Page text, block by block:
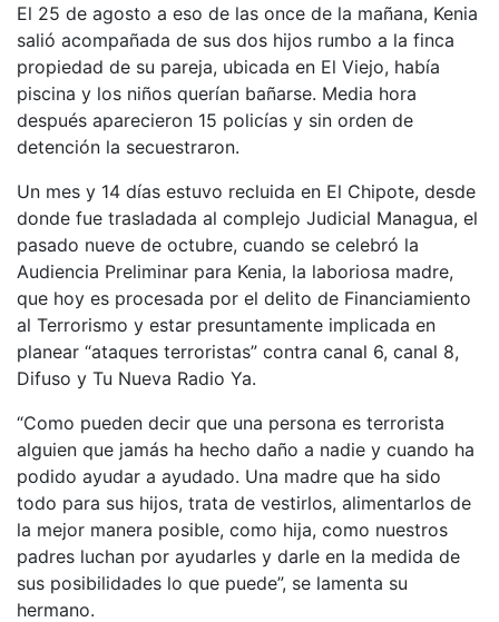
El 25 de agosto a eso de las once de la mañana, Kenia
salió acompañada de sus dos hijos rumbo a la finca
propiedad de su pareja, ubicada en El Viejo, había
piscina y los niños querían bañarse. Media hora
después aparecieron 15 policías y sin orden de
detención la secuestraron.
Un mes y 14 días estuvo recluida en El Chipote, desde
donde fue trasladada al complejo Judicial Managua, el
pasado nueve de octubre, cuando se celebró la
Audiencia Preliminar para Kenia, la laboriosa madre,
que hoy es procesada por el delito de Financiamiento
al Terrorismo y estar presuntamente implicada en
planear “ataques terroristas” contra canal 6, canal 8,
Difuso y Tu Nueva Radio Ya.
“Como pueden decir que una persona es terrorista
alguien que jamás ha hecho daño a nadie y cuando ha
podido ayudar a ayudado. Una madre que ha sido
todo para sus hijos, trata de vestirlos, alimentarlos de
la mejor manera posible, como hija, como nuestros
padres luchan por ayudarles y darle en la medida de
sus posibilidades lo que puede”, se lamenta su
hermano.